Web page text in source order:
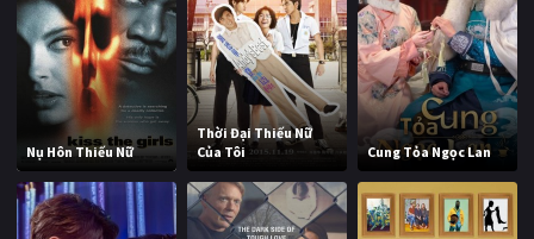
Nụ Hôn Thiếu Nữ
Thời Đại Thiếu Nữ
Của Tôi
Cung Tỏa Ngọc Lan